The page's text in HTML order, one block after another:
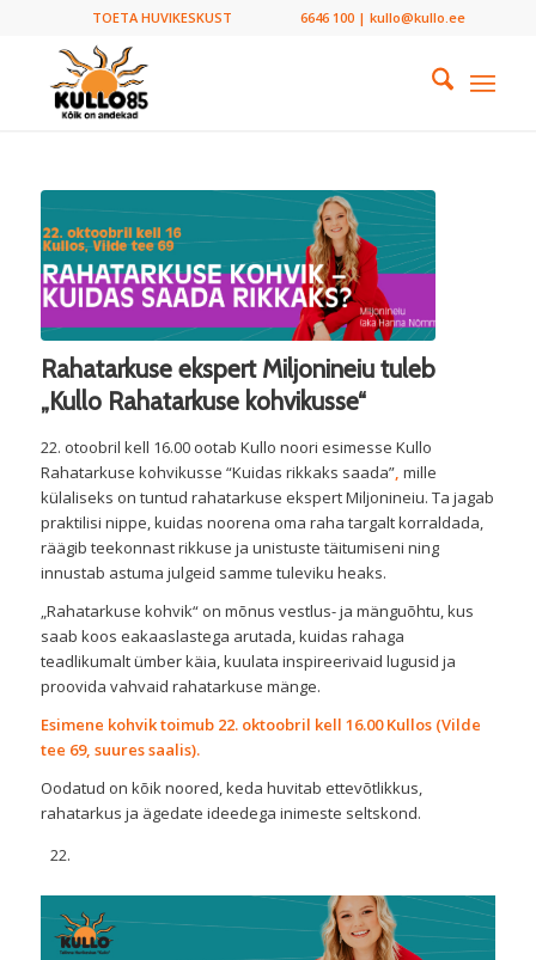
TOETA HUVIKESKUST 6646 100 | kullo@kullo.ee
Rahatarkuse ekspert Miljonineiu tuleb
„Kullo Rahatarkuse kohvikusse“
22. otoobril kell 16.00 ootab Kullo noori esimesse Kullo
Rahatarkuse kohvikusse “Kuidas rikkaks saada”, mille
külaliseks on tuntud rahatarkuse ekspertMiljonineiu. Ta jagab
praktilisi nippe, kuidas noorena oma raha targalt korraldada,
räägib teekonnast rikkuse ja unistuste täitumiseni ning
innustab astuma julgeid samme tuleviku heaks.
„Rahatarkuse kohvik“ on mõnus vestlus- ja mänguõhtu, kus
saab koos eakaaslastega arutada, kuidas rahaga
teadlikumalt ümber käia, kuulata inspireerivaid lugusid ja
proovida vahvaid rahatarkuse mänge.
Esimene kohvik toimub 22. oktoobril kell 16.00 Kullos (Vilde
tee 69, suures saalis).
Oodatud on kõik noored, keda huvitab ettevõtlikkus,
rahatarkus ja ägedate ideedega inimeste seltskond.